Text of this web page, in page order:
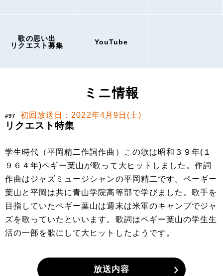
歌の思い出
リクエスト募集
YouTube
ミニ情報
#97 初回放送日：2022年4月9日(土)
リクエスト特集
学生時代（平岡精二作詞作曲）この歌は昭和３９年(１
９６４年)ペギー葉山が歌って大ヒットしました。作詞
作曲はジャズミュージシャンの平岡精二です。ペーギー
葉山と平岡は共に青山学院高等部で学びました。歌手を
目指していたペギー葉山は週末は米軍のキャンプでジャ
ズを歌っていたといいます。歌詞はペギー葉山の学生生
活の一部を歌にして大ヒットしたようです。
放送内容